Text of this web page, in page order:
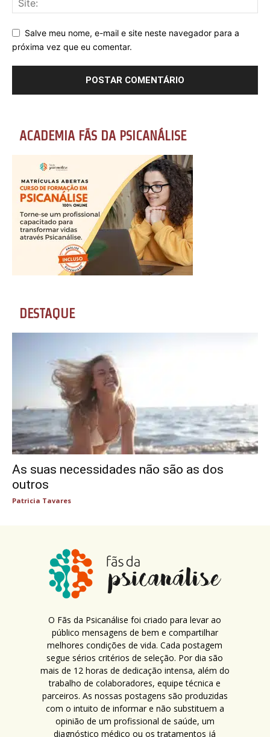
Salve meu nome, e-mail e site neste navegador para a
próxima vez que eu comentar.
ACADEMIA FÃS DA PSICANÁLISE
DESTAQUE
As suas necessidades não são as dos
outros
Patricia Tavares
O Fãs da Psicanálise foi criado para levar ao
público mensagens de bem e compartilhar
melhores condições de vida. Cada postagem
segue sérios critérios de seleção. Por dia são
mais de 12 horas de dedicação intensa, além do
trabalho de colaboradores, equipe técnica e
parceiros. As nossas postagens são produzidas
com o intuito de informar e não substituem a
opinião de um profissional de saúde, um
diagnóstico médico ou os tratamentos já